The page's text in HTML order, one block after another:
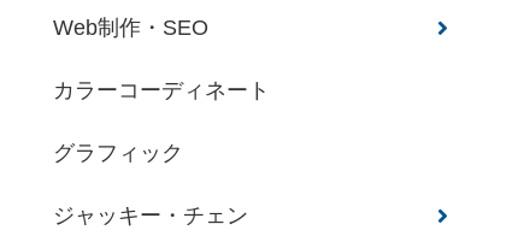
Web制作・SEO
カラーコーディネート
グラフィック
ジャッキー・チェン